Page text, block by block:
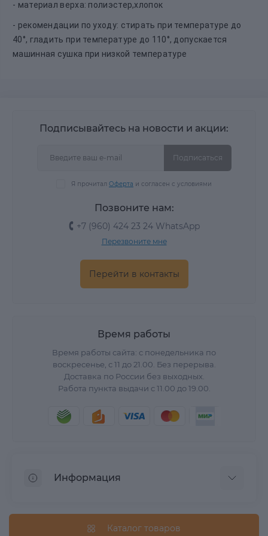
- материал верха: полиэстер,хлопок
- рекомендации по уходу: стирать при температуре до
40°, гладить при температуре до 110°, допускается
машинная сушка при низкой температуре
Подписывайтесь на новости и акции:
Подписаться
Я прочитал Оферта и согласен с условиями
Позвоните нам:
+7 (960) 424 23 24 WhatsApp
Перезвоните мне
Перейти в контакты
Время работы
Время работы сайта: с понедельника по
воскресенье, с 11 до 21.00. Без перерыва.
Доставка по России без выходных.
Работа пункта выдачи с 11.00 до 19.00.
Информация
Каталог товаров